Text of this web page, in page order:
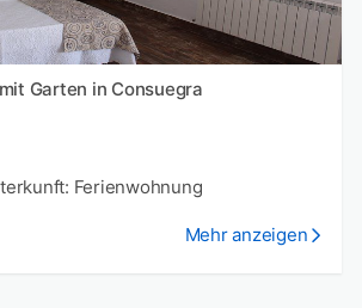
Garten in Consuegra
Ferienwohnung
Mehr anzeigen